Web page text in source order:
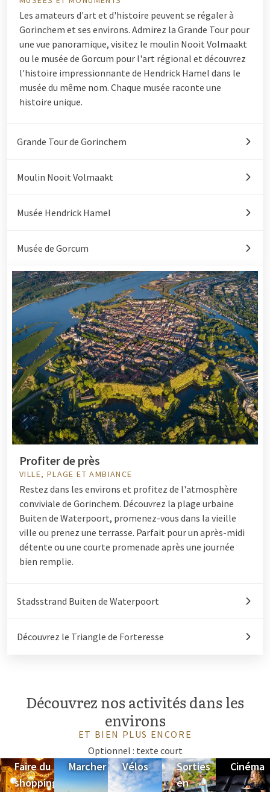
Les amateurs d'art et d'histoire peuvent se régaler à
Gorinchem et ses environs. Admirez la Grande Tour pour
une vue panoramique, visitez le moulin Nooit Volmaakt
ou le musée de Gorcum pour l'art régional et découvrez
l'histoire impressionnante de Hendrick Hamel dans le
musée du même nom. Chaque musée raconte une
histoire unique.
Grande Tour de Gorinchem
Moulin Nooit Volmaakt
Musée Hendrick Hamel
Musée de Gorcum
Profiter de près
VILLE, PLAGE ET AMBIANCE
Restez dans les environs et profitez de l'atmosphère
conviviale de Gorinchem. Découvrez la plage urbaine
Buiten de Waterpoort, promenez-vous dans la vieille
ville ou prenez une terrasse. Parfait pour un après-midi
détente ou une courte promenade après une journée
bien remplie.
Stadsstrand Buiten de Waterpoort
Découvrez le Triangle de Forteresse
Découvrez nos activités dans les
environs
ET BIEN PLUS ENCORE
Optionnel : texte court
Faire du
shopping
Marcher Vélos
Sorties
en
Cinéma